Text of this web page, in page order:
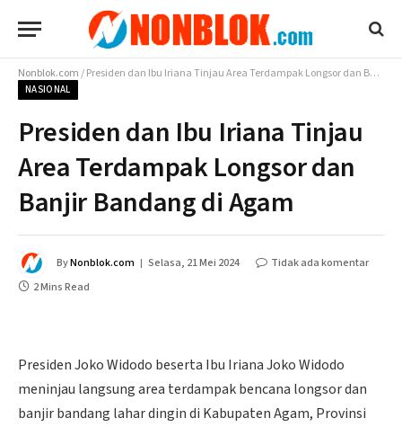
Nonblok.com/Presiden dan Ibu Iriana Tinjau Area Terdampak Longsor dan Banjir Bandang di Agam
NASIONAL
Presiden dan Ibu Iriana Tinjau
Area Terdampak Longsor dan
Banjir Bandang di Agam
ByNonblok.com Selasa, 21 Mei 2024
Tidak ada komentar
2 Mins Read
Presiden Joko Widodo beserta Ibu Iriana Joko Widodo
meninjau langsung area terdampak bencana longsor dan
banjir bandang lahar dingin di Kabupaten Agam, Provinsi